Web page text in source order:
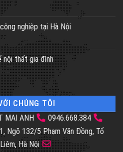
nghiệp tại Hà Nội
nội thất gia đình
CHÚNG TÔI
MAI ANH
0946.668.384
Ngõ 132/5 Phạm Văn Đồng, Tổ
Hà Nội